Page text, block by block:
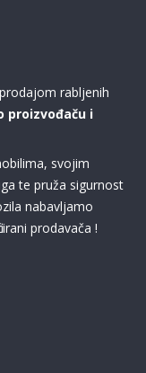
rabljenih
proizvođaču i
svojim
te pruža sigurnost
nabavljamo
prodavača !